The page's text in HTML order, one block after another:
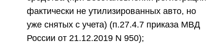
фактически не утилизированных авто, но
уже снятых с учета) (п.27.4.7 приказа МВД
России от 21.12.2019 N 950);